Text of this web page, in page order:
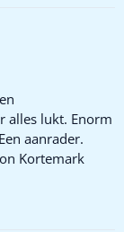
alles lukt. Enorm
aanrader.
Kortemark